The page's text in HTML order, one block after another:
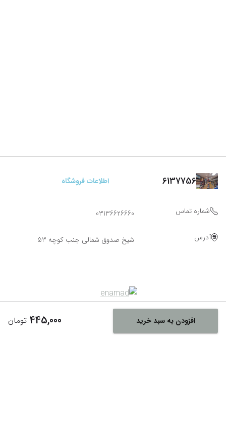
افزودن به سبد خرید 445,000 تومان
6137756 اطلاعات فروشگاه
شماره تماس 03136626660
آدرس شیخ صدوق شمالی جنب کوچه 53